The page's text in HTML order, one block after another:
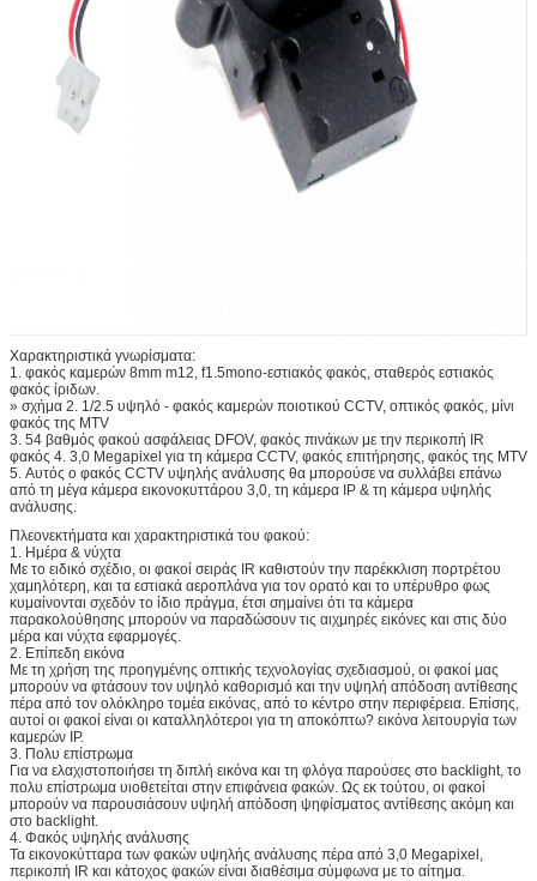
Χαρακτηριστικά γνωρίσματα:
1. φακός καμερών 8mm m12, f1.5mono-εστιακός φακός, σταθερός εστιακός
φακός ίριδων.
» σχήμα 2. 1/2.5 υψηλό - φακός καμερών ποιοτικού CCTV, οπτικός φακός, μίνι
φακός της MTV
3. 54 βαθμός φακού ασφάλειας DFOV, φακός πινάκων με την περικοπή IR
φακός 4. 3,0 Megapixel για τη κάμερα CCTV, φακός επιτήρησης, φακός της MTV
5. Αυτός ο φακός CCTV υψηλής ανάλυσης θα μπορούσε να συλλάβει επάνω
από τη μέγα κάμερα εικονοκυττάρου 3,0, τη κάμερα IP & τη κάμερα υψηλής
ανάλυσης.
Πλεονεκτήματα και χαρακτηριστικά του φακού:
1. Ημέρα & νύχτα
Με το ειδικό σχέδιο, οι φακοί σειράς IR καθιστούν την παρέκκλιση πορτρέτου
χαμηλότερη, και τα εστιακά αεροπλάνα για τον ορατό και το υπέρυθρο φως
κυμαίνονται σχεδόν το ίδιο πράγμα, έτσι σημαίνει ότι τα κάμερα
παρακολούθησης μπορούν να παραδώσουν τις αιχμηρές εικόνες και στις δύο
μέρα και νύχτα εφαρμογές.
2. Επίπεδη εικόνα
Με τη χρήση της προηγμένης οπτικής τεχνολογίας σχεδιασμού, οι φακοί μας
μπορούν να φτάσουν τον υψηλό καθορισμό και την υψηλή απόδοση αντίθεσης
πέρα από τον ολόκληρο τομέα εικόνας, από το κέντρο στην περιφέρεια. Επίσης,
αυτοί οι φακοί είναι οι καταλληλότεροι για τη αποκόπτω? εικόνα λειτουργία των
καμερών IP.
3. Πολυ επίστρωμα
Για να ελαχιστοποιήσει τη διπλή εικόνα και τη φλόγα παρούσες στο backlight, το
πολυ επίστρωμα υιοθετείται στην επιφάνεια φακών. Ως εκ τούτου, οι φακοί
μπορούν να παρουσιάσουν υψηλή απόδοση ψηφίσματος αντίθεσης ακόμη και
στο backlight.
4. Φακός υψηλής ανάλυσης
Τα εικονοκύτταρα των φακών υψηλής ανάλυσης πέρα από 3,0 Megapixel,
περικοπή IR και κάτοχος φακών είναι διαθέσιμα σύμφωνα με το αίτημα.